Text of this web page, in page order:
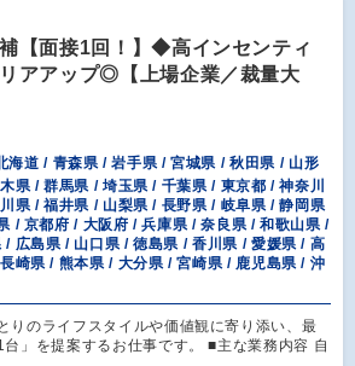
【面接1回！】◆高インセンティ
アアップ◎【上場企業／裁量大
海道 / 青森県 / 岩手県 / 宮城県 / 秋田県 / 山形
県 / 群馬県 / 埼玉県 / 千葉県 / 東京都 / 神奈川
県 / 福井県 / 山梨県 / 長野県 / 岐阜県 / 静岡県
/ 京都府 / 大阪府 / 兵庫県 / 奈良県 / 和歌山県 /
広島県 / 山口県 / 徳島県 / 香川県 / 愛媛県 / 高
崎県 / 熊本県 / 大分県 / 宮崎県 / 鹿児島県 / 沖
りのライフスタイルや価値観に寄り添い、最
」を提案するお仕事です。 ■主な業務内容 自